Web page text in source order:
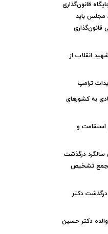
قانون‌گذاری
مجلس باید
قانون‌گذاری
انقلاب از
ترامپ
به کشورهای
استقامت و
سالگرد درگذشت
مجمع تشخیص
درگذشت دکتر
دکتر حسین